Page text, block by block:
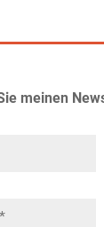
meinen